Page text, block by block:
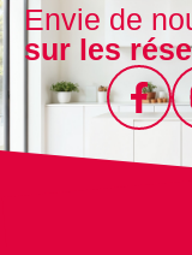
Envie de
sur les